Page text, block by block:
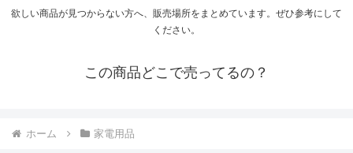
欲しい商品が見つからない方へ、販売場所をまとめています。ぜひ参考にして
ください。
この商品どこで売ってるの？
ホーム 家電用品